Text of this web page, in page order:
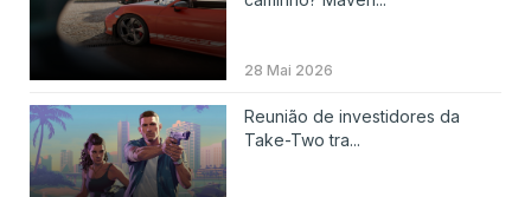
28 Mai 2026
Reunião de investidores da
Take-Two tra...